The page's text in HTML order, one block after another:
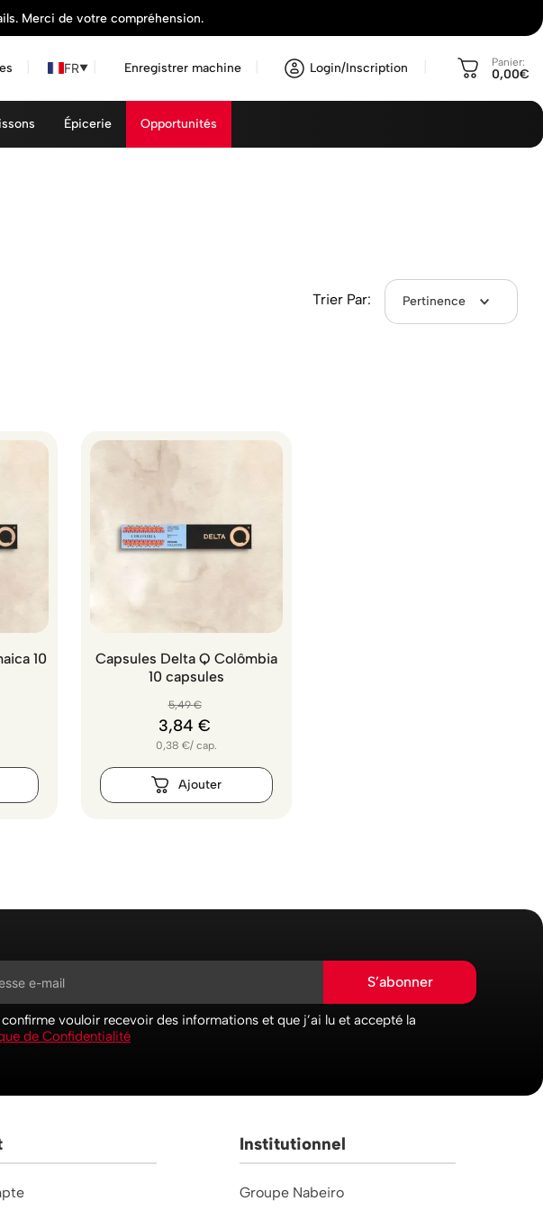
Merci de votre compréhension.
FR▼ Enregistrer machine Login/Inscription Panier:
0,00€
Épicerie Opportunités
Trier Par: Pertinence
10
Capsules Delta Q Colômbia
10 capsules
5,49 €
3,84 €
0,38 €/ cap.
S’abonner
vouloir recevoir des informations et que j’ai lu et accepté la
de Confidentialité
Institutionnel
Groupe Nabeiro